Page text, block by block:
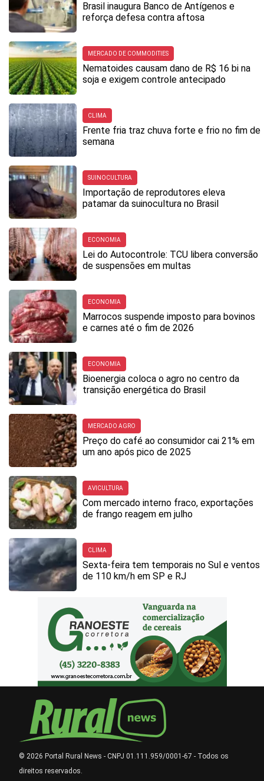
Brasil inaugura Banco de Antígenos e
reforça defesa contra aftosa
MERCADO DE COMMODITIES
Nematoides causam dano de R$ 16 bi na
soja e exigem controle antecipado
CLIMA
Frente fria traz chuva forte e frio no fim de
semana
SUINOCULTURA
Importação de reprodutores eleva
patamar da suinocultura no Brasil
ECONOMIA
Lei do Autocontrole: TCU libera conversão
de suspensões em multas
ECONOMIA
Marrocos suspende imposto para bovinos
e carnes até o fim de 2026
ECONOMIA
Bioenergia coloca o agro no centro da
transição energética do Brasil
MERCADO AGRO
Preço do café ao consumidor cai 21% em
um ano após pico de 2025
AVICULTURA
Com mercado interno fraco, exportações
de frango reagem em julho
CLIMA
Sexta-feira tem temporais no Sul e ventos
de 110 km/h em SP e RJ
© 2026 Portal Rural News - CNPJ 01.111.959/0001-67 - Todos os
direitos reservados.